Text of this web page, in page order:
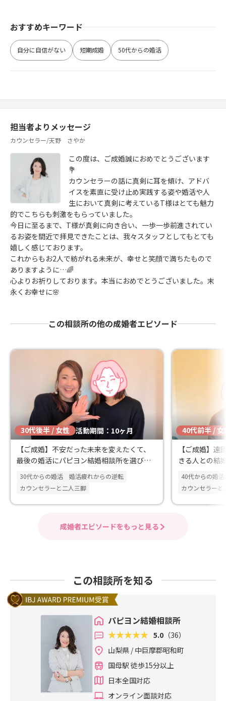
おすすめキーワード
自分に自信がない 短期成婚 50代からの婚活
担当者よりメッセージ
カウンセラー/天野 さやか
この度は、ご成婚誠におめでとうございます
💐
カウンセラーの話に真剣に耳を傾け、アドバ
イスを素直に受け止め実践する姿や婚活や人
生において真剣に考えているT様はとても魅力
的でこちらも刺激をもらっていました。
今日に至るまで、T様が真剣に向き合い、一歩一歩前進されてい
るお姿を間近で拝見できたことは、我々スタッフとしてもとても
嬉しく感じております。
これからもお2人で紡がれる未来が、幸せと笑顔で満ちたもので
ありますように…🌈
心よりお祈りしております。本当におめでとうございました。末
永くお幸せに🌸
この相談所の他の成婚者エピソード
30代後半 / 女性 活動期間：10ヶ月
【ご成婚】不安だった未来を変えたくて、
最後の婚活にパピヨン結婚相談所を選びま
した。
30代からの婚活
婚活疲れからの逆転
カウンセラーと二人三脚
40代前半 / 女
【ご成婚】
きる人との結
40代からの婚活
カウンセラーと
成婚者エピソードをもっと見る
この相談所を知る
パピヨン結婚相談所
5.0 （36）
山梨県 / 中巨摩郡昭和町
国母駅 徒歩15分以上
日本全国対応
オンライン面談対応